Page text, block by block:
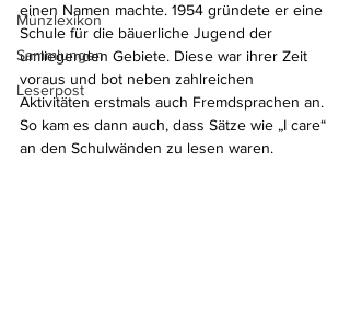
Münzlexikon
Sammlungen
Leserpost
einen Namen machte. 1954 gründete er eine
Schule für die bäuerliche Jugend der
umliegenden Gebiete. Diese war ihrer Zeit
voraus und bot neben zahlreichen
Aktivitäten erstmals auch Fremdsprachen an.
So kam es dann auch, dass Sätze wie „I care“
an den Schulwänden zu lesen waren.